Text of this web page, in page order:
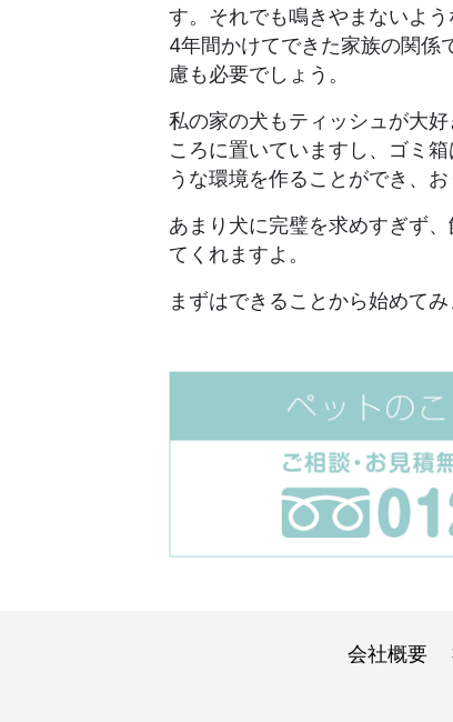
す。それでも鳴きやまないよ
4年間かけてできた家族の関係
慮も必要でしょう。
私の家の犬もティッシュが大
ころに置いていますし、ゴミ
うな環境を作ることができ、
あまり犬に完璧を求めすぎず
てくれますよ。
まずはできることから始めてみ
会社概要